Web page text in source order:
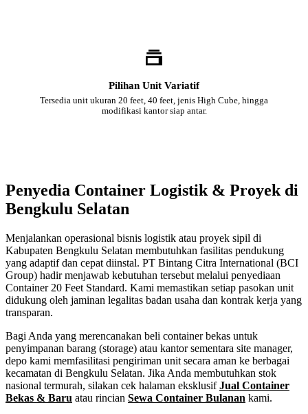
Pilihan Unit Variatif
Tersedia unit ukuran 20 feet, 40 feet, jenis High Cube, hingga
modifikasi kantor siap antar.
Penyedia Container Logistik & Proyek di
Bengkulu Selatan
Menjalankan operasional bisnis logistik atau proyek sipil di
Kabupaten Bengkulu Selatan membutuhkan fasilitas pendukung
yang adaptif dan cepat diinstal. PT Bintang Citra International (BCI
Group) hadir menjawab kebutuhan tersebut melalui penyediaan
Container 20 Feet Standard. Kami memastikan setiap pasokan unit
didukung oleh jaminan legalitas badan usaha dan kontrak kerja yang
transparan.
Bagi Anda yang merencanakan beli container bekas untuk
penyimpanan barang (storage) atau kantor sementara site manager,
depo kami memfasilitasi pengiriman unit secara aman ke berbagai
kecamatan di Bengkulu Selatan. Jika Anda membutuhkan stok
nasional termurah, silakan cek halaman eksklusifJual Container
Bekas & Baru atau rincian Sewa Container Bulanan kami.